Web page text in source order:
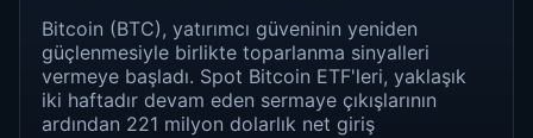
Bitcoin (BTC), yatırımcı güveninin yeniden
güçlenmesiyle birlikte toparlanma sinyalleri
vermeye başladı. Spot Bitcoin ETF'leri, yaklaşık
iki haftadır devam eden sermaye çıkışlarının
ardından 221 milyon dolarlık net giriş